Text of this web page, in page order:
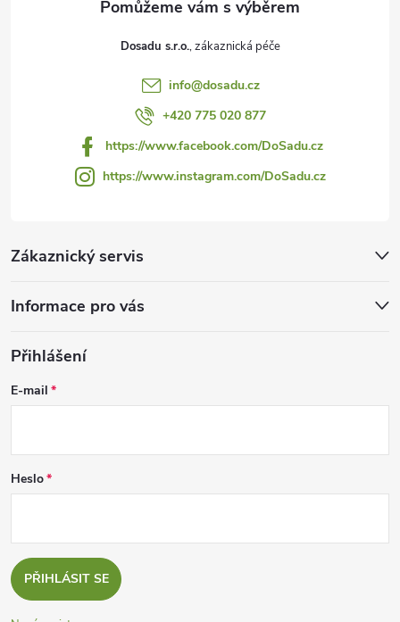
Zákaznický servis
Informace pro vás
Dosadu s.r.o.
info@dosadu.cz
+420 775 020 877
https://www.facebook.com/DoSadu.cz
https://www.instagram.com/DoSadu.cz
Přihlášení
E-mail
Heslo
PŘIHLÁSIT SE